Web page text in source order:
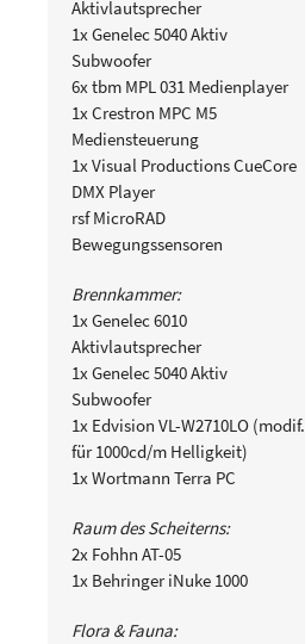
Aktivlautsprecher
1x Genelec 5040 Aktiv
Subwoofer
6x tbm MPL 031 Medienplayer
1x Crestron MPC M5
Mediensteuerung
1x Visual Productions CueCore
DMX Player
rsf MicroRAD
Bewegungssensoren
Brennkammer:
1x Genelec 6010
Aktivlautsprecher
1x Genelec 5040 Aktiv
Subwoofer
1x Edvision VL-W2710LO (modif.
für 1000cd/m Helligkeit)
1x Wortmann Terra PC
Raum des Scheiterns:
2x Fohhn AT-05
1x Behringer iNuke 1000
Flora & Fauna: